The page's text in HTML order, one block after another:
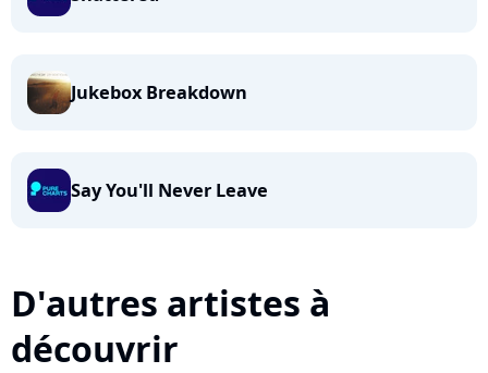
Jukebox Breakdown
Say You'll Never Leave
D'autres artistes à
découvrir